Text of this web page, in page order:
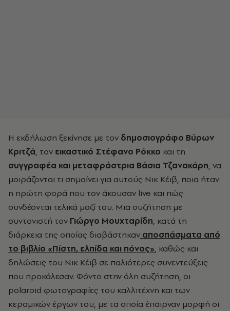
Η εκδήλωση ξεκίνησε με τον δημοσιογράφο Βύρων
Κριτζά, τον εικαστικό Στέφανο Ρόκκο και τη
συγγραφέα και μεταφράστρια Βάσια Τζανακάρη, να
μοιράζονται τι σημαίνει για αυτούς Νικ Κέιβ, ποια ήταν
η πρώτη φορά που τον άκουσαν live και πώς
συνδέονται τελικά μαζί του. Μια συζήτηση με
συντονιστή τον Γιώργο Μουχταρίδη, κατά τη
διάρκεια της οποίας διαβάστηκαν αποσπάσματα από
το βιβλίο «Πίστη, ελπίδα και πόνος», καθώς και
δηλώσεις του Νικ Κέιβ σε παλιότερες συνεντεύξεις
που προκάλεσαν. Φόντο στην όλη συζήτηση, οι
polaroid φωτογραφίες του καλλιτέχνη και των
κεραμικών έργων του, με τα οποία έπαιρναν μορφή οι